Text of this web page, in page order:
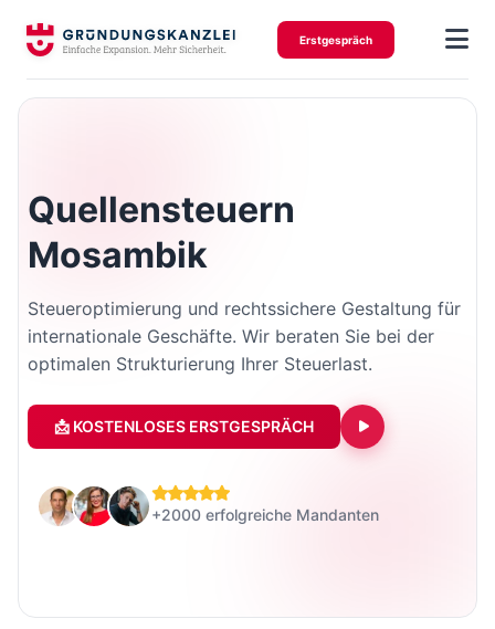
Erstgespräch
Quellensteuern
Mosambik
Steueroptimierung und rechtssichere Gestaltung für
internationale Geschäfte. Wir beraten Sie bei der
optimalen Strukturierung Ihrer Steuerlast.
📩 KOSTENLOSES ERSTGESPRÄCH
+2000 erfolgreiche Mandanten